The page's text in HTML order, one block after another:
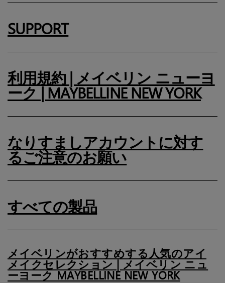
SUPPORT
利用規約 | メイベリン ニューヨ
ーク | MAYBELLINE NEW YORK
なりすましアカウントに対す
るご注意のお願い
すべての製品
メイベリンがおすすめする人気のアイ
メイクセレクション | メイベリン ニュ
ーヨーク MAYBELLINE NEW YORK